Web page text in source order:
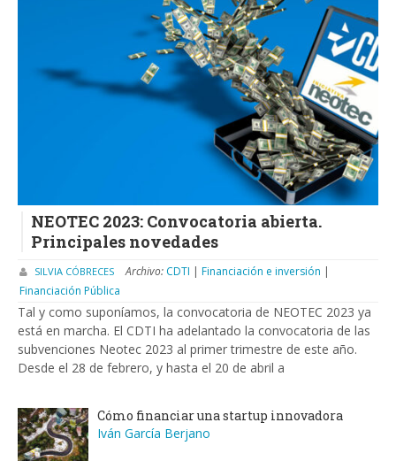
NEOTEC 2023: Convocatoria abierta.
Principales novedades
SILVIA CÓBRECES Archivo: CDTI | Financiación e inversión |
Financiación Pública
Tal y como suponíamos, la convocatoria de NEOTEC 2023 ya
está en marcha. El CDTI ha adelantado la convocatoria de las
subvenciones Neotec 2023 al primer trimestre de este año.
Desde el 28 de febrero, y hasta el 20 de abril a
Cómo financiar una startup innovadora
Iván García Berjano